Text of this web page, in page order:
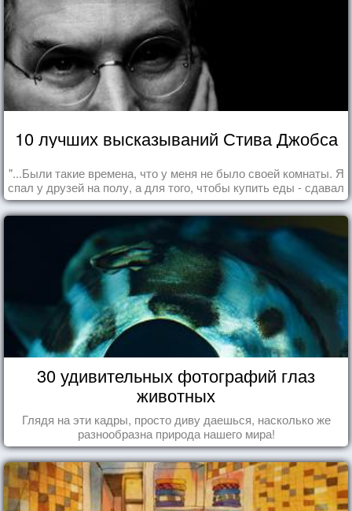
10 лучших высказываний Стива Джобса
"...Были такие времена, что у меня не было своей комнаты. Я
спал у друзей на полу, а для того, чтобы купить еды - сдавал
бутылки из под кока-колы"
30 удивительных фотографий глаз
животных
Глядя на эти кадры, просто диву даешься, насколько же
разнообразна природа нашего мира!